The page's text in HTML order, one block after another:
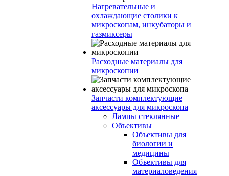
Нагревательные и
охлаждающие столики к
микроскопам, инкубаторы и
газмиксеры
Расходные материалы для
микроскопии
Запчасти комплектующие
аксессуары для микроскопа
Лампы стеклянные
Объективы
Объективы для
биологии и
медицины
Объективы для
материаловедения